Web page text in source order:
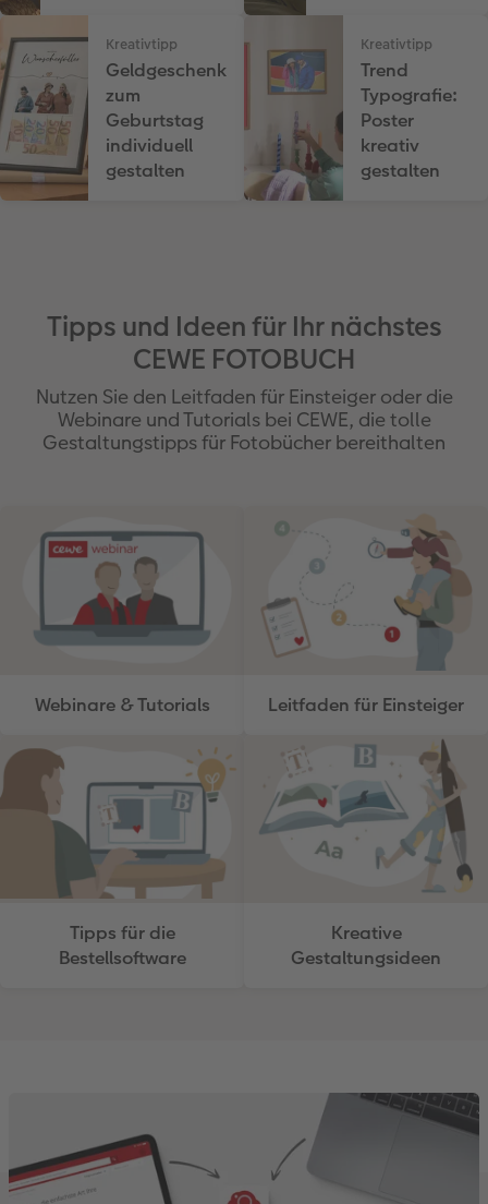
Kreativtipp
Geldgeschenk
zum
Geburtstag
individuell
gestalten
Kreativtipp
Trend
Typografie:
Poster
kreativ
gestalten
Tipps und Ideen für Ihr nächstes
CEWE FOTOBUCH
Nutzen Sie den Leitfaden für Einsteiger oder die
Webinare und Tutorials bei CEWE, die tolle
Gestaltungstipps für Fotobücher bereithalten
Webinare & Tutorials Leitfaden für Einsteiger
Tipps für die
Bestellsoftware
Kreative
Gestaltungsideen